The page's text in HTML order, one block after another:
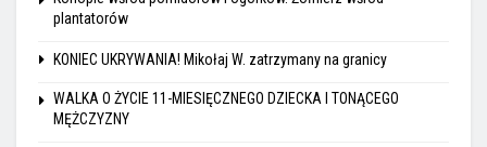
plantatorów
KONIEC UKRYWANIA! Mikołaj W. zatrzymany na granicy
WALKA O ŻYCIE 11-MIESIĘCZNEGO DZIECKA I TONĄCEGO
MĘŻCZYZNY